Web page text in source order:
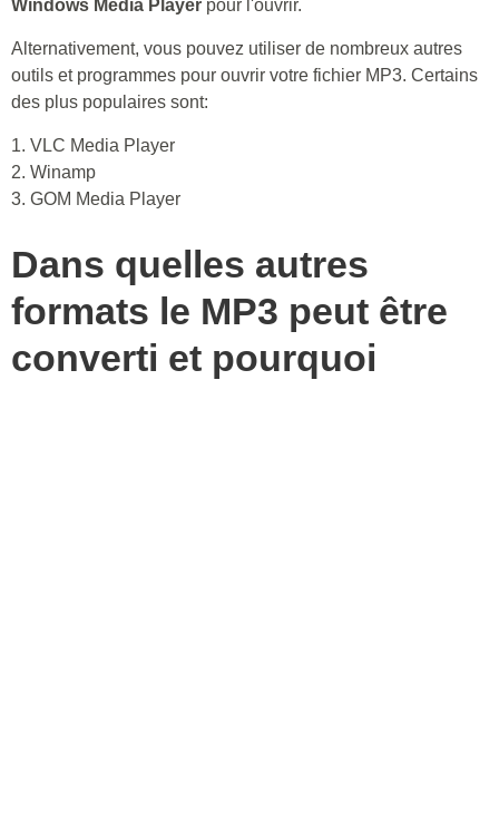
Windows Media Player pour l'ouvrir.
Alternativement, vous pouvez utiliser de nombreux autres
outils et programmes pour ouvrir votre fichier MP3. Certains
des plus populaires sont:
1. VLC Media Player
2. Winamp
3. GOM Media Player
Dans quelles autres
formats le MP3 peut être
converti et pourquoi